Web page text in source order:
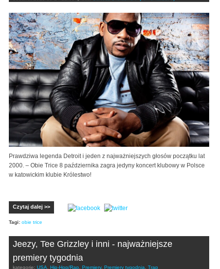
Prawdziwa legenda Detroit i jeden z najważniejszych głosów początku lat
2000. – Obie Trice 8 października zagra jedyny koncert klubowy w Polsce
w katowickim klubie Królestwo!
Czytaj dalej >>
Tagi: obie trice
Jeezy, Tee Grizzley i inni - najważniejsze
premiery tygodnia
kategorie: USA Hip-Hop/Rap Premiery, Premiery tygodnia
Trap